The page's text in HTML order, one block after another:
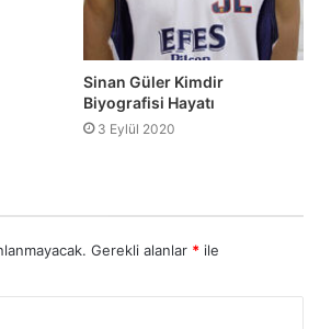
Sinan Güler Kimdir
Biyografisi Hayatı
3 Eylül 2020
Gerekli alanlar * ile